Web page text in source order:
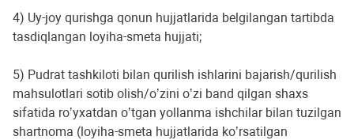
4) Uy-joy qurishga qonun hujjatlarida belgilangan tartibda
tasdiqlangan loyiha-smeta hujjati;
5) Pudrat tashkiloti bilan qurilish ishlarini bajarish/qurilish
mahsulotlari sotib olish/oʼzini oʼzi band qilgan shaxs
sifatida roʼyxatdan oʼtgan yollanma ishchilar bilan tuzilgan
shartnoma (loyiha-smeta hujjatlarida koʼrsatilgan